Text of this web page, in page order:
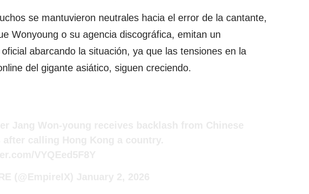
se mantuvieron neutrales hacia el error de la cantante,
Wonyoung o su agencia discográfica, emitan un
abarcando la situación, ya que las tensiones en la
del gigante asiático, siguen creciendo.